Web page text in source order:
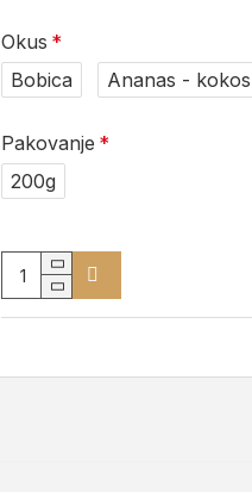
Okus
Bobica
Ananas - kokos
Pakovanje
200g